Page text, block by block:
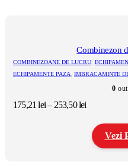
Combinezon
COMBINEZOANE DE LUCRU,
ECHIPAMENTE PAZA, IMBRACAMINTE
0
175,21lei– 253,50leiInterval
prețuri:
175,21 lei
până
Vezi